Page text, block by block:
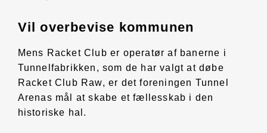
Vil overbevise kommunen
Mens Racket Club er operatør af banerne i
Tunnelfabrikken, som de har valgt at døbe
Racket Club Raw, er det foreningen Tunnel
Arenas mål at skabe et fællesskab i den
historiske hal.